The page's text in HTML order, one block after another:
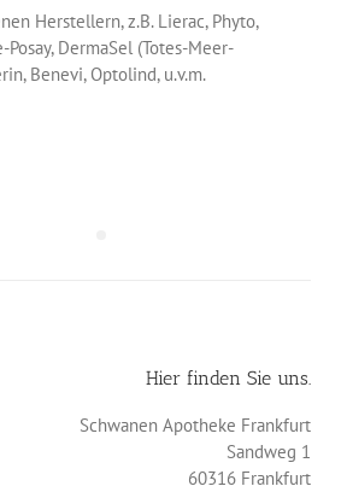
Herstellern, z.B. Lierac, Phyto,
Posay, DermaSel (Totes-Meer-
Benevi, Optolind, u.v.m.
Hier finden Sie uns.
Schwanen Apotheke Frankfurt
Sandweg 1
60316 Frankfurt